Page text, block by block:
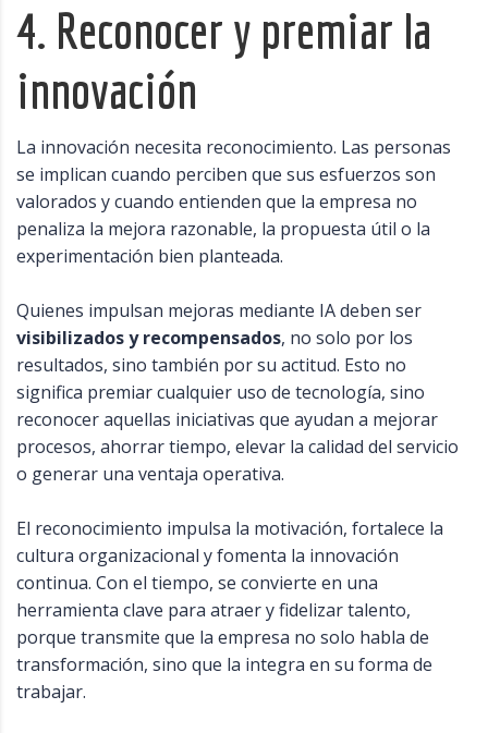
4. Reconocer y premiar la
innovación
La innovación necesita reconocimiento. Las personas
se implican cuando perciben que sus esfuerzos son
valorados y cuando entienden que la empresa no
penaliza la mejora razonable, la propuesta útil o la
experimentación bien planteada.
Quienes impulsan mejoras mediante IA deben ser
visibilizados y recompensados, no solo por los
resultados, sino también por su actitud. Esto no
significa premiar cualquier uso de tecnología, sino
reconocer aquellas iniciativas que ayudan a mejorar
procesos, ahorrar tiempo, elevar la calidad del servicio
o generar una ventaja operativa.
El reconocimiento impulsa la motivación, fortalece la
cultura organizacional y fomenta la innovación
continua. Con el tiempo, se convierte en una
herramienta clave para atraer y fidelizar talento,
porque transmite que la empresa no solo habla de
transformación, sino que la integra en su forma de
trabajar.